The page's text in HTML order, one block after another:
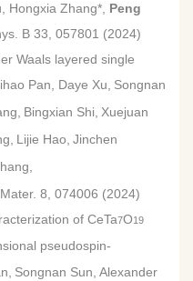
Hongxia Zhang*, Peng
B 33, 057801 (2024)
Waals layered single
Pan, Daye Xu, Songnan
Bingxian Shi, Xuejuan
Lijie Hao, Jinchen
Mater. 8, 074006 (2024)
of CeTa7O19
pseudospin-
Songnan Sun, Alexander